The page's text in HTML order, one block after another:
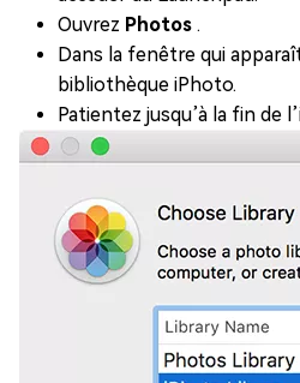
Ouvrez Photos .
Dans la fenêtre qui
bibliothèque iPhoto.
Patientez jusqu’à la fin de